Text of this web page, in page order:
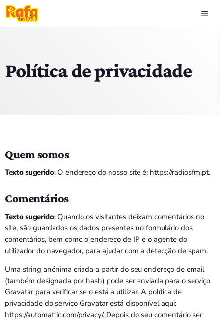
menu
play_arrow OUVIR RAFA
EQUIPA
PODCASTS
PROGRAMAS
CONTACTOS
Política de privacidade
Quem somos
Texto sugerido: O endereço do nosso site é: https://radiosfm.pt.
Comentários
Texto sugerido: Quando os visitantes deixam comentários no
site, são guardados os dados presentes no formulário dos
comentários, bem como o endereço de IP e o agente do
utilizador do navegador, para ajudar com a detecção de spam.
Uma string anónima criada a partir do seu endereço de email
(também designada por hash) pode ser enviada para o serviço
Gravatar para verificar se o está a utilizar. A política de
privacidade do serviço Gravatar está disponível aqui:
https://automattic.com/privacy/. Depois do seu comentário ser